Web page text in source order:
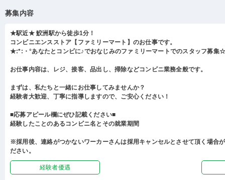
募集内容
★駅近★ 鮫洲駅から徒歩1分！
コンビニエンスストア【ファミリーマート】のお仕事です。
★:*:・°あなたとコンビに♪でおなじみのファミリーマートでのスタッフ募集
お仕事内容は、レジ、接客、品出し、掃除などコンビニ業務全般です。
まずは、私たちと一緒にお仕事してみませんか？
経験者大歓迎、丁寧に指導しますので、ご安心ください！
■応募アピール欄にぜひ記載ください■
経験したことのあるコンビニ名とその就業期間
※採用後、連絡がつかないワーカーさんは採用キャンセルとさせて頂く場合
ださい。
経験者優遇